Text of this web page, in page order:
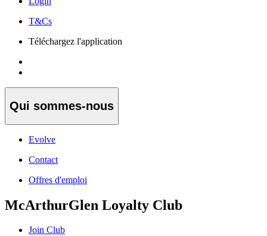
T&Cs
Téléchargez l'application
Qui sommes-nous
Evolve
Contact
Offres d'emploi
McArthurGlen Loyalty Club
Join Club